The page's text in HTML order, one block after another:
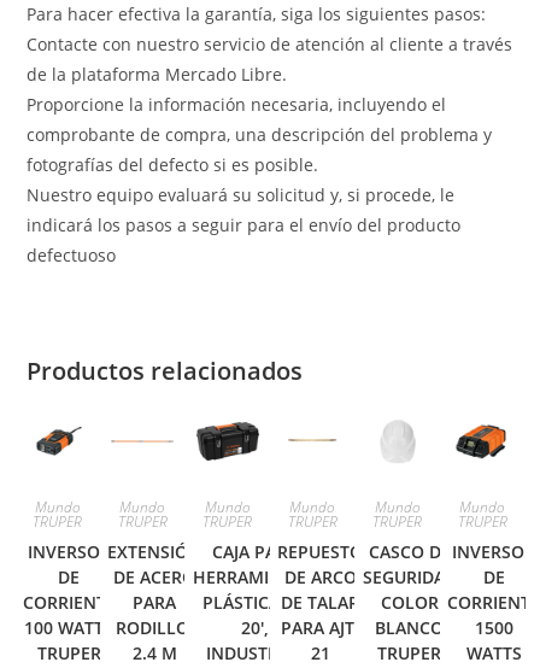
Para hacer efectiva la garantía, siga los siguientes pasos:
Contacte con nuestro servicio de atención al cliente a través
de la plataforma Mercado Libre.
Proporcione la información necesaria, incluyendo el
comprobante de compra, una descripción del problema y
fotografías del defecto si es posible.
Nuestro equipo evaluará su solicitud y, si procede, le
indicará los pasos a seguir para el envío del producto
defectuoso
Productos relacionados
Mundo
TRUPER
INVERSOR
DE
CORRIENTE
100 WATTS
TRUPER
Mundo
TRUPER
EXTENSIÓN
DE ACERO
PARA
RODILLO,
2.4 M
Mundo
TRUPER
CAJA PARA
HERRAMIENTA,
PLÁSTICA DE
20′,
INDUSTRIAL
Mundo
TRUPER
REPUESTO
DE ARCO
DE TALAR
PARA AJT-
21
Mundo
TRUPER
CASCO DE
SEGURIDAD
COLOR
BLANCO
TRUPER
Mundo
TRUPER
INVERSOR
DE
CORRIENTE
1500
WATTS